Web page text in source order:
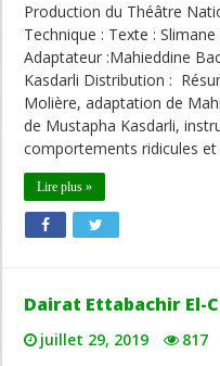
Production du Théâtre
Technique : Texte : Slimane
Adaptateur :Mahieddine
Kasdarli Distribution :
Molière, adaptation de
de Mustapha Kasdarli,
comportements ridicules
Lire plus »
Dairat Ettabachir El-
juillet 29, 2019
817